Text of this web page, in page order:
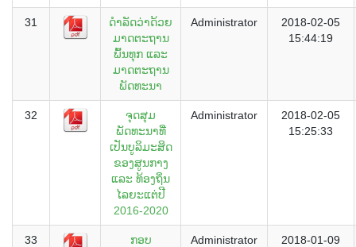
31
ດຳລັດວ່າດ້ວຍ
ມາດຕະຖານ
ພົ້ນທຸກ ແລະ
ມາດຕະຖານ
ພັດທະນາ
Administrator
2018-02-05
15:44:19
32
ຈຸດສຸມ
ພັດທະນາທີ່
ເປັນບູລິມະສິດ
ຂອງສູນກາງ
ແລະ ທ້ອງຖິ່ນ
ໄລຍະແຕ່ປີ
2016-2020
Administrator
2018-02-05
15:25:33
33
ກອບ
Administrator
2018-01-09